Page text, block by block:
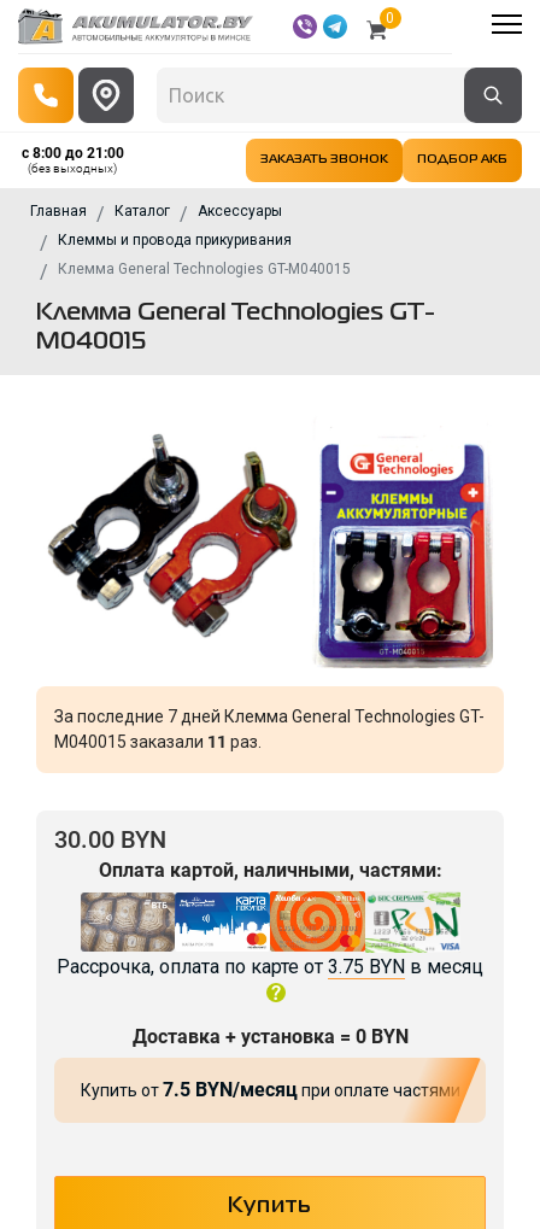
0
с 8:00 до 21:00
(без выходных)
ЗАКАЗАТЬ ЗВОНОК ПОДБОР АКБ
Главная Каталог
Аксессуары
Клеммы и провода прикуривания
Клемма General Technologies GT-M040015
Клемма General Technologies GT-
M040015
За последние 7 дней Клемма General Technologies GT-
M040015 заказали 11 раз.
30.00 BYN
Оплата картой, наличными, частями:
Рассрочка, оплата по карте от 3.75 BYN в месяц
Доставка + установка = 0 BYN
Купить от7.5 BYN/месяцпри оплате частями